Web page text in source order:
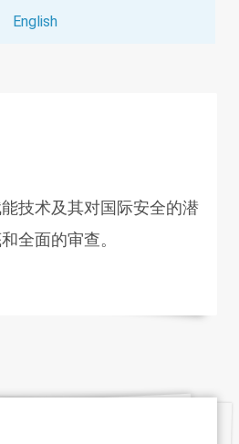
English
技术及其对国际安全的潜
全面的审查。